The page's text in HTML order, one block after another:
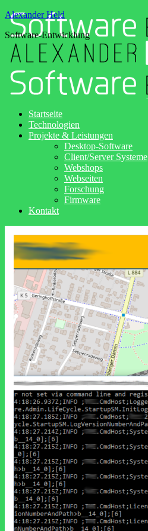
Alexander Held
Software-Entwicklung
Startseite
Technologien
Projekte & Leistungen
Desktop-Software
Client/Server Systeme
Webshops
Webseiten
Forschung
Firmware
Kontakt